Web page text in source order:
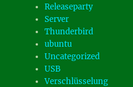
Releaseparty
Server
Thunderbird
ubuntu
Uncategorized
USB
Verschlüsselung